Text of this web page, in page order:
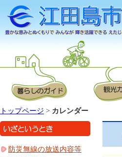
トップページ > カレンダー
防災無線の放送内容等